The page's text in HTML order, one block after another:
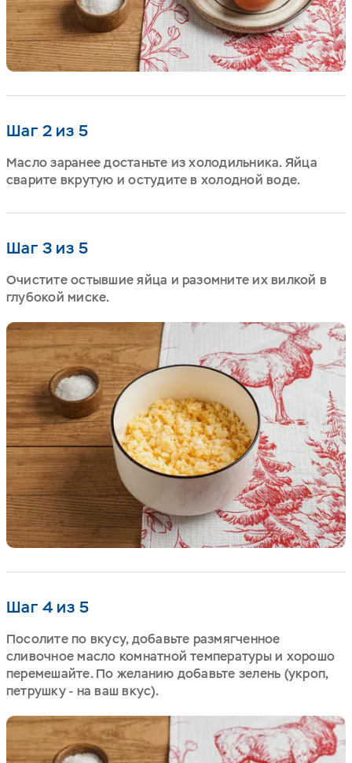
Шаг 2 из 5
Масло заранее достаньте из холодильника. Яйца
сварите вкрутую и остудите в холодной воде.
Шаг 3 из 5
Очистите остывшие яйца и разомните их вилкой в
глубокой миске.
Шаг 4 из 5
Посолите по вкусу, добавьте размягченное
сливочное масло комнатной температуры и хорошо
перемешайте. По желанию добавьте зелень (укроп,
петрушку - на ваш вкус).